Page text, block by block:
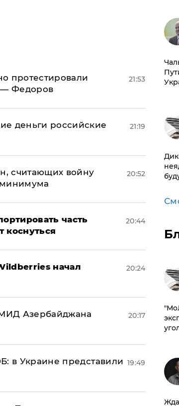
протестировали
— Федоров
21:53
деньги российские
21:19
считающих войну
20:52
часть
коснуться
20:44
начал
20:24
Азербайджана
20:17
в Украине представили 19:49